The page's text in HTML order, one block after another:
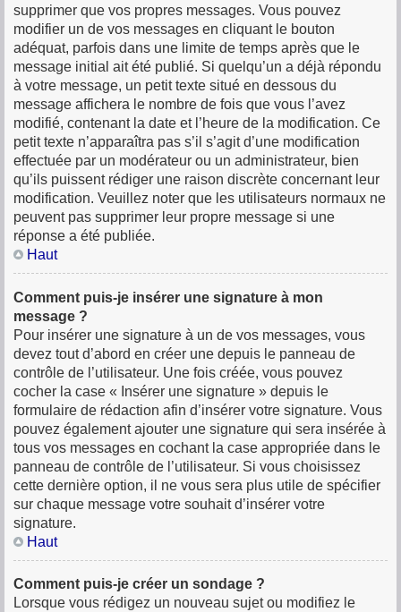
supprimer que vos propres messages. Vous pouvez
modifier un de vos messages en cliquant le bouton
adéquat, parfois dans une limite de temps après que le
message initial ait été publié. Si quelqu’un a déjà répondu
à votre message, un petit texte situé en dessous du
message affichera le nombre de fois que vous l’avez
modifié, contenant la date et l’heure de la modification. Ce
petit texte n’apparaîtra pas s’il s’agit d’une modification
effectuée par un modérateur ou un administrateur, bien
qu’ils puissent rédiger une raison discrète concernant leur
modification. Veuillez noter que les utilisateurs normaux ne
peuvent pas supprimer leur propre message si une
réponse a été publiée.
Haut
Comment puis-je insérer une signature à mon
message ?
Pour insérer une signature à un de vos messages, vous
devez tout d’abord en créer une depuis le panneau de
contrôle de l’utilisateur. Une fois créée, vous pouvez
cocher la case « Insérer une signature » depuis le
formulaire de rédaction afin d’insérer votre signature. Vous
pouvez également ajouter une signature qui sera insérée à
tous vos messages en cochant la case appropriée dans le
panneau de contrôle de l’utilisateur. Si vous choisissez
cette dernière option, il ne vous sera plus utile de spécifier
sur chaque message votre souhait d’insérer votre
signature.
Haut
Comment puis-je créer un sondage ?
Lorsque vous rédigez un nouveau sujet ou modifiez le